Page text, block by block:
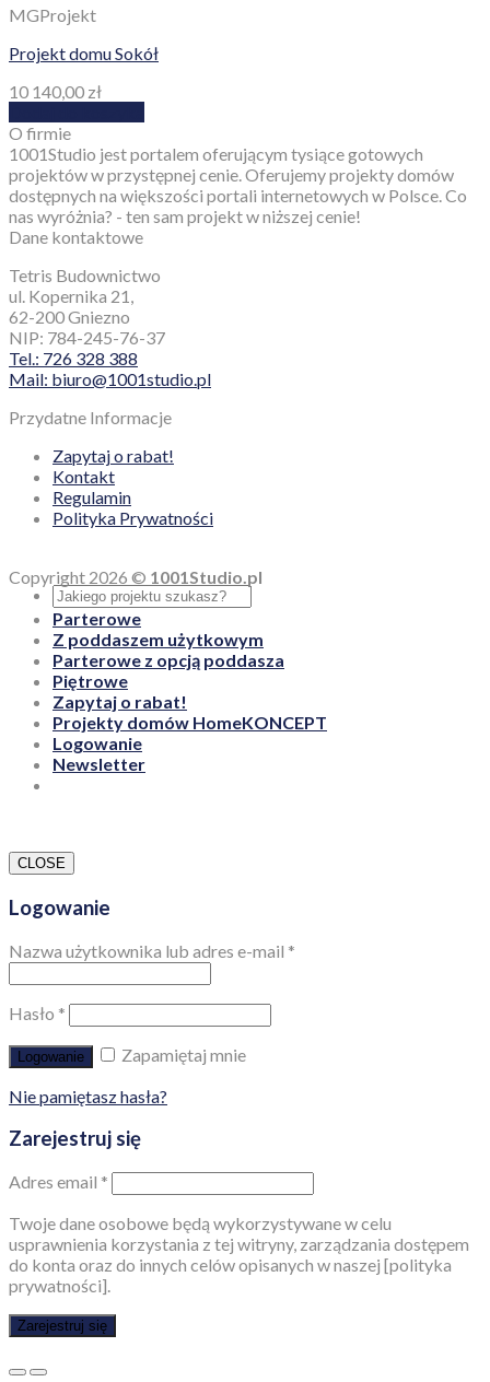
MGProjekt
Projekt domu Sokół
10 140,00 zł
O firmie
1001Studio jest portalem oferującym tysiące gotowych
projektów w przystępnej cenie. Oferujemy projekty domów
dostępnych na większości portali internetowych w Polsce. Co
nas wyróżnia? - ten sam projekt w niższej cenie!
Dane kontaktowe
Tetris Budownictwo
ul. Kopernika 21,
62-200 Gniezno
NIP: 784-245-76-37
Tel.: 726 328 388
Mail: biuro@1001studio.pl
Przydatne Informacje
Zapytaj o rabat!
Kontakt
Regulamin
Polityka Prywatności
Copyright 2026 © 1001Studio.pl
Parterowe
Z poddaszem użytkowym
Parterowe z opcją poddasza
Piętrowe
Zapytaj o rabat!
Projekty domów HomeKONCEPT
Logowanie
Newsletter
CLOSE
Logowanie
Nazwa użytkownika lub adres e-mail *
Hasło *
Logowanie
Zapamiętaj mnie
Nie pamiętasz hasła?
Zarejestruj się
Adres email *
Twoje dane osobowe będą wykorzystywane w celu
usprawnienia korzystania z tej witryny, zarządzania dostępem
do konta oraz do innych celów opisanych w naszej [polityka
prywatności].
Zarejestruj się